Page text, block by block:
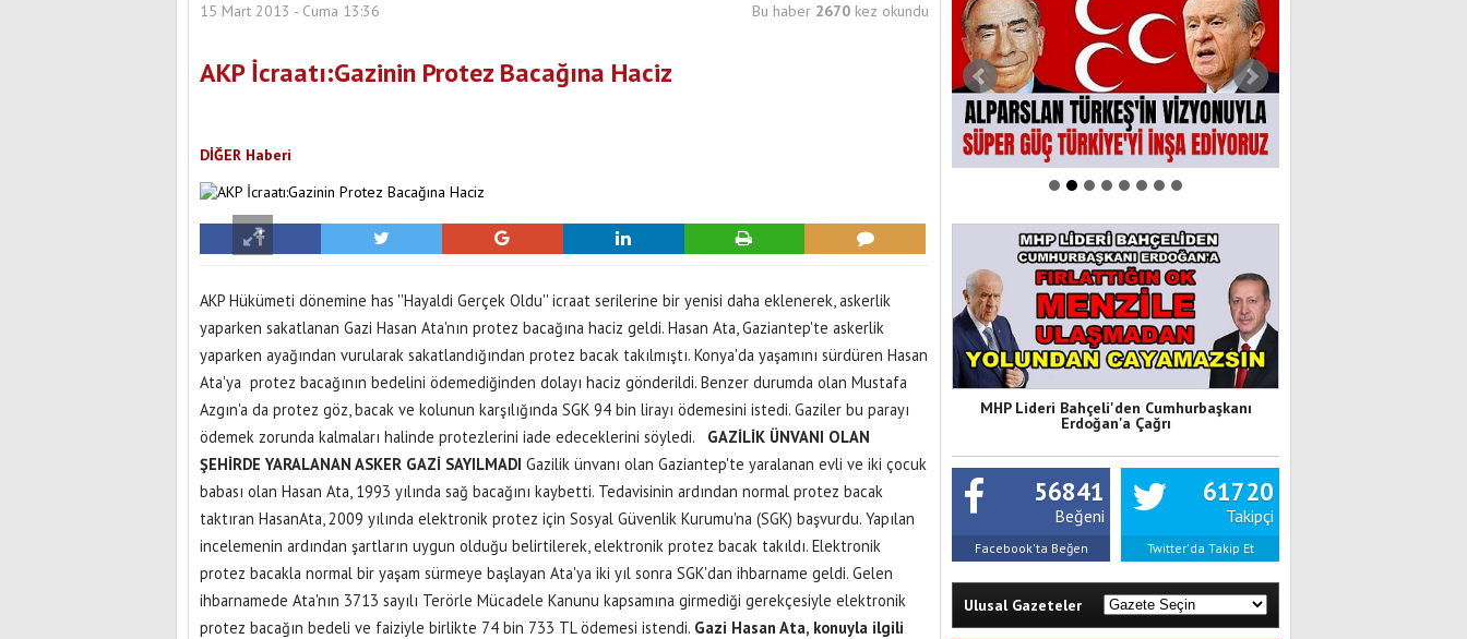
15 Mart 2013 - Cuma 13:36 Bu haber 2670 kez okundu
AKP İcraatı:Gazinin Protez Bacağına Haciz
DİĞER Haberi
AKP Hükümeti dönemine has ''Hayaldi Gerçek Oldu'' icraat serilerine bir yenisi daha eklenerek, askerlik
yaparken sakatlanan Gazi Hasan Ata'nın protez bacağına haciz geldi. Hasan Ata, Gaziantep'te askerlik
yaparken ayağından vurularak sakatlandığından protez bacak takılmıştı. Konya'da yaşamını sürdüren Hasan
Ata'ya protez bacağının bedelini ödemediğinden dolayı haciz gönderildi. Benzer durumda olan Mustafa
Azgın'a da protez göz, bacak ve kolunun karşılığında SGK 94 bin lirayı ödemesini istedi. Gaziler bu parayı
ödemek zorunda kalmaları halinde protezlerini iade edeceklerini söyledi. GAZİLİK ÜNVANI OLAN
ŞEHİRDE YARALANAN ASKER GAZİ SAYILMADI Gazilik ünvanı olan Gaziantep'te yaralanan evli ve iki çocuk
babası olan Hasan Ata, 1993 yılında sağ bacağını kaybetti. Tedavisinin ardından normal protez bacak
taktıran HasanAta, 2009 yılında elektronik protez için Sosyal Güvenlik Kurumu'na (SGK) başvurdu. Yapılan
incelemenin ardından şartların uygun olduğu belirtilerek, elektronik protez bacak takıldı. Elektronik
protez bacakla normal bir yaşam sürmeye başlayan Ata'ya iki yıl sonra SGK'dan ihbarname geldi. Gelen
ihbarnamede Ata'nın 3713 sayılı Terörle Mücadele Kanunu kapsamına girmediği gerekçesiyle elektronik
protez bacağın bedeli ve faiziyle birlikte 74 bin 733 TL ödemesi istendi. Gazi Hasan Ata, konuyla ilgili
MHP Lideri Bahçeli'den Cumhurbaşkanı
Erdoğan'a Çağrı
56841
Beğeni
Facebook'ta Beğen
61720
Takipçi
Twitter'da Takip Et
Ulusal Gazeteler